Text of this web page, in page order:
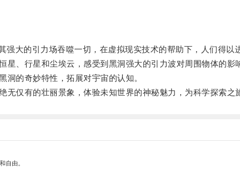
大的引力场吞噬一切，在虚拟现实技术的帮助下，人们得以
、行星和尘埃云，感受到黑洞强大的引力波对周围物体的影
的奇妙特性，拓展对宇宙的认知。
仅有的壮丽景象，体验未知世界的神秘魅力，为科学探索之
自由。